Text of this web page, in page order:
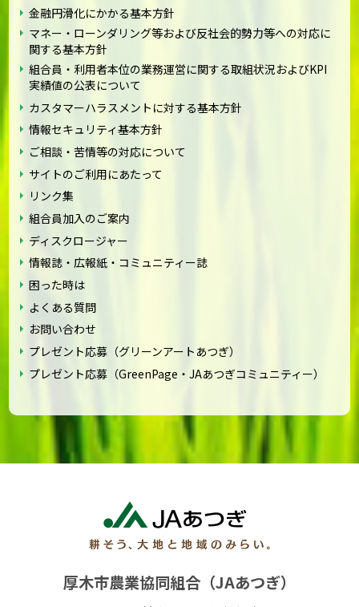
金融円滑化にかかる基本方針
マネー・ローンダリング等および反社会的勢力等への対応に
関する基本方針
組合員・利用者本位の業務運営に関する取組状況およびKPI
実績値の公表について
カスタマーハラスメントに対する基本方針
情報セキュリティ基本方針
ご相談・苦情等の対応について
サイトのご利用にあたって
リンク集
組合員加入のご案内
ディスクロージャー
情報誌・広報紙・コミュニティー誌
困った時は
よくある質問
お問い合わせ
プレゼント応募（グリーンアートあつぎ）
プレゼント応募（GreenPage・JAあつぎコミュニティー）
厚木市農業協同組合（JAあつぎ）